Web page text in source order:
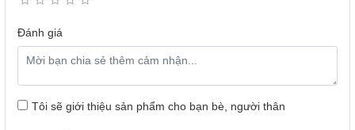
Các chế độ này sẽ được tích hợp sẵn trong ứng dụng hỗ
trợ Xiaomi Earbuds hiện có thể cài đặt trên cả điện thoại
của bản thân.
Đánh giá
Tôi sẽ giới thiệu sản phẩm cho bạn bè, người thân